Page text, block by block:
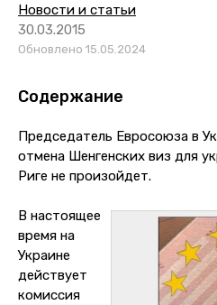
Новости и статьи
30.03.2015
Обновлено 15.05.2024
Содержание
Председатель Евросоюза в
отмена Шенгенских виз для
Риге не произойдет.
В настоящее
время на
Украине
действует
комиссия